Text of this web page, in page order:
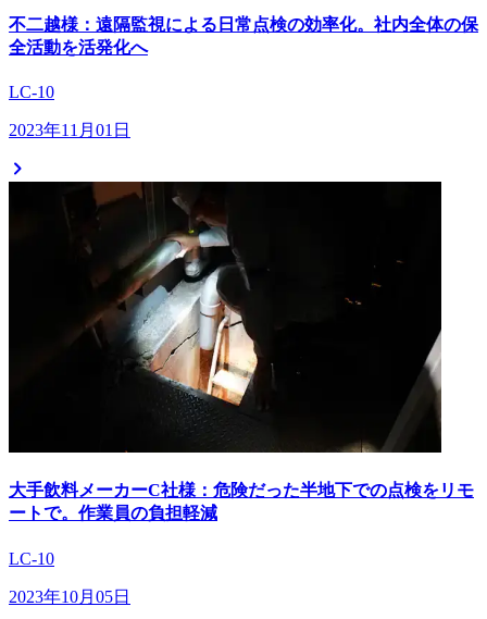
不二越様：遠隔監視による日常点検の効率化。社内全体の保
全活動を活発化へ
LC-10
2023年11月01日
大手飲料メーカーC社様：危険だった半地下での点検をリモ
ートで。作業員の負担軽減
LC-10
2023年10月05日